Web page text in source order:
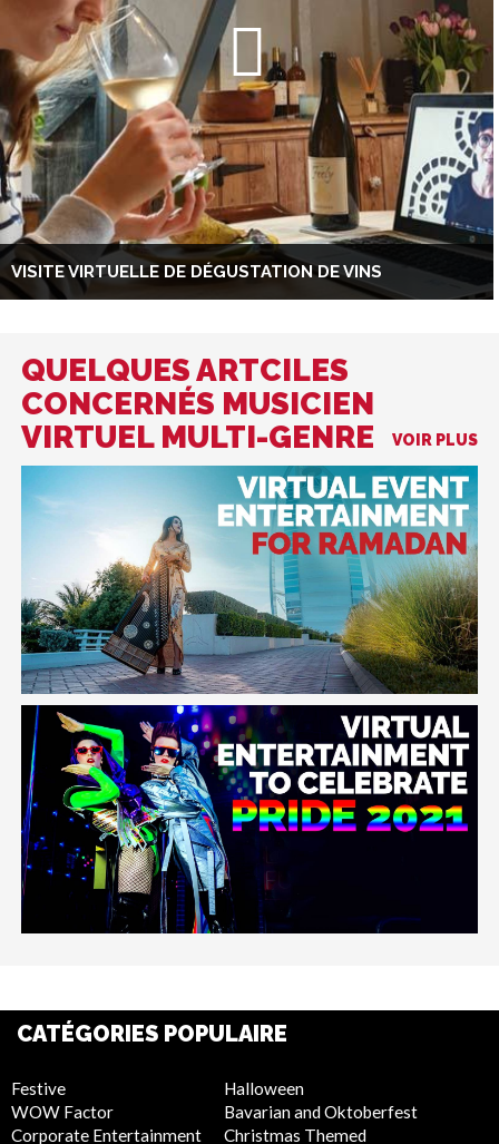
VISITE VIRTUELLE DE DÉGUSTATION DE VINS
QUELQUES ARTCILES
CONCERNÉS MUSICIEN
VIRTUEL MULTI-GENRE
VOIR PLUS
CATÉGORIES POPULAIRE
Festive
WOW Factor
Corporate Entertainment
Halloween
Bavarian and Oktoberfest
Christmas Themed